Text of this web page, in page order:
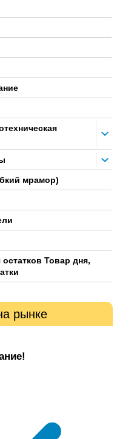
мрамор)
Товар дня,
рынке